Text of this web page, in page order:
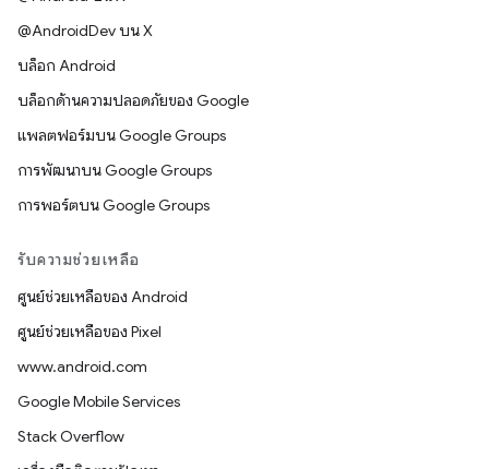
@AndroidDev บน X
บล็อก Android
บล็อกด้านความปลอดภัยของ Google
แพลตฟอร์มบน Google Groups
การพัฒนาบน Google Groups
การพอร์ตบน Google Groups
รับความช่วยเหลือ
ศูนย์ช่วยเหลือของ Android
ศูนย์ช่วยเหลือของ Pixel
www.android.com
Google Mobile Services
Stack Overflow